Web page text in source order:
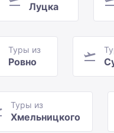
Луцка
Туры из
Ровно
Туры из
Хмельницкого